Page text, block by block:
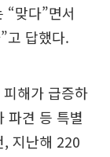
“맞다”면서
고 답했다.
해가 급증하
파견 등 특별
지난해 220